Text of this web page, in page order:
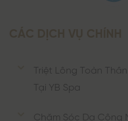
Triệt Lông Toàn
Tại YB Spa
Chăm Sóc Da Công